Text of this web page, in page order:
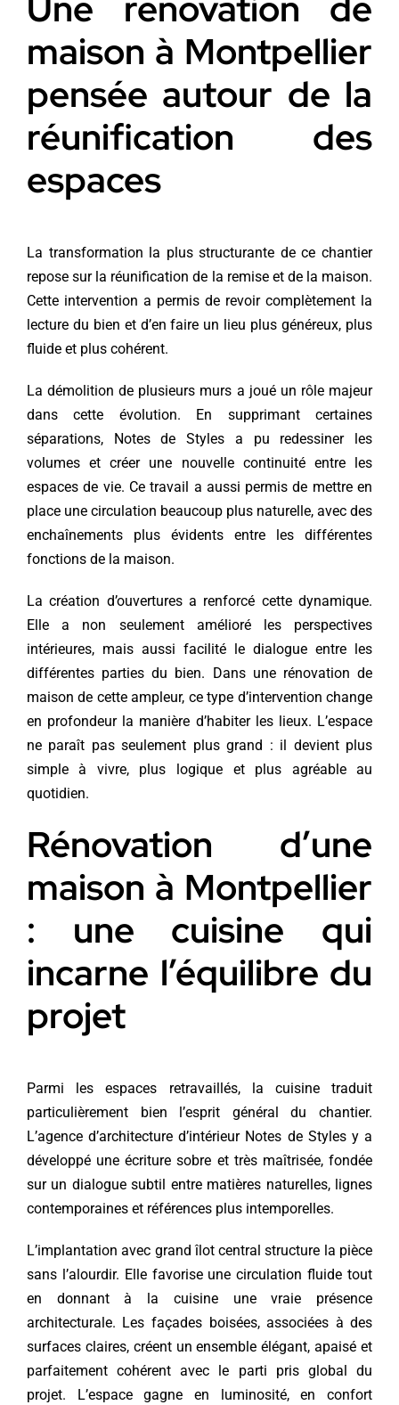
maison à Montpellier
pensée autour de la
réunification des
espaces
La transformation la plus structurante de ce chantier
repose sur la réunification de la remise et de la maison.
Cette intervention a permis de revoir complètement la
lecture du bien et d’en faire un lieu plus généreux, plus
fluide et plus cohérent.
La démolition de plusieurs murs a joué un rôle majeur
dans cette évolution. En supprimant certaines
séparations, Notes de Styles a pu redessiner les
volumes et créer une nouvelle continuité entre les
espaces de vie. Ce travail a aussi permis de mettre en
place une circulation beaucoup plus naturelle, avec des
enchaînements plus évidents entre les différentes
fonctions de la maison.
La création d’ouvertures a renforcé cette dynamique.
Elle a non seulement amélioré les perspectives
intérieures, mais aussi facilité le dialogue entre les
différentes parties du bien. Dans une rénovation de
maison de cette ampleur, ce type d’intervention change
en profondeur la manière d’habiter les lieux. L’espace
ne paraît pas seulement plus grand : il devient plus
simple à vivre, plus logique et plus agréable au
quotidien.
Rénovation d’une
maison à Montpellier
: une cuisine qui
incarne l’équilibre du
projet
Parmi les espaces retravaillés, la cuisine traduit
particulièrement bien l’esprit général du chantier.
L’agence d’architecture d’intérieur Notes de Styles y a
développé une écriture sobre et très maîtrisée, fondée
sur un dialogue subtil entre matières naturelles, lignes
contemporaines et références plus intemporelles.
L’implantation avec grand îlot central structure la pièce
sans l’alourdir. Elle favorise une circulation fluide tout
en donnant à la cuisine une vraie présence
architecturale. Les façades boisées, associées à des
surfaces claires, créent un ensemble élégant, apaisé et
parfaitement cohérent avec le parti pris global du
projet. L’espace gagne en luminosité, en confort